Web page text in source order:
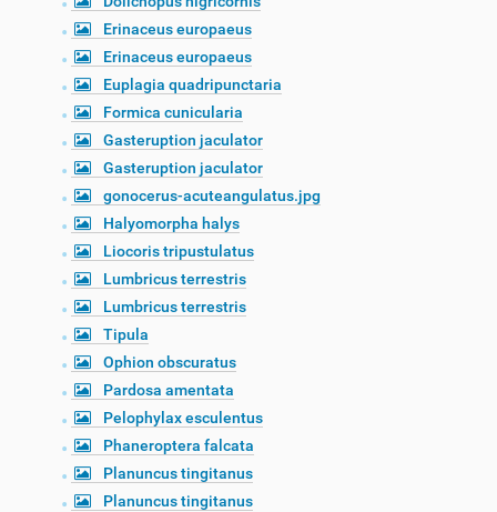
Erinaceus europaeus
Erinaceus europaeus
Euplagia quadripunctaria
Formica cunicularia
Gasteruption jaculator
Gasteruption jaculator
gonocerus-acuteangulatus.jpg
Halyomorpha halys
Liocoris tripustulatus
Lumbricus terrestris
Lumbricus terrestris
Tipula
Ophion obscuratus
Pardosa amentata
Pelophylax esculentus
Phaneroptera falcata
Planuncus tingitanus
Planuncus tingitanus